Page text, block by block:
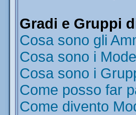
Gradi e Gruppi
Cosa sono gli
Cosa sono i
Cosa sono i
Come posso far
Come divento